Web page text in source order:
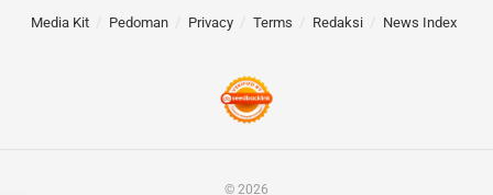
Media Kit Pedoman Privacy Terms Redaksi News Index
© 2026